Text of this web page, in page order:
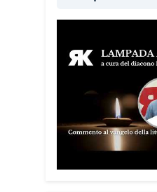
un concetto: non
denunciare o
semplice tentativo
segnalazione
dell’ordine di
efficaci sul
delle cosiddette
rosse”. Di cosa si